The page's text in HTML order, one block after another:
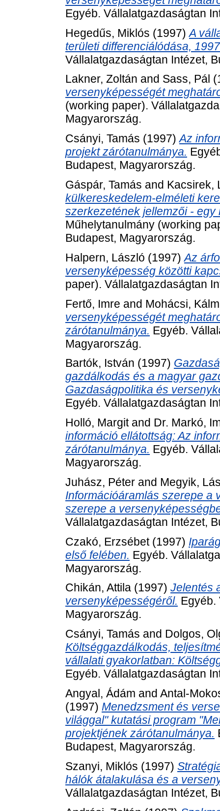
Egyéb. Vállalatgazdaságtan
Hegedűs, Miklós (1997)A
területi differenciálódása,
Vállalatgazdaságtan Intézet,
Lakner, Zoltán and Sass, Pál
versenyképességét
(working paper).
Magyarország.
Csányi, Tamás (1997)Az
projekt zárótanulmánya.
Budapest, Magyarország.
Gáspár, Tamás and Kacsirek,
külkereskedelem-elméleti
szerkezetének jellemzői - egy
Műhelytanulmány (working
Budapest, Magyarország.
Halpern, László (1997)Az
versenyképesség közötti
paper). Vállalatgazdaságtan
Fertő, Imre and Mohácsi,
versenyképességét
zárótanulmánya. Egyéb.
Magyarország.
Bartók, István (1997)
gazdálkodás és a magyar
Gazdaságpolitika és
Egyéb. Vállalatgazdaságtan
Holló, Margitand Dr. Markó,
információ ellátottság: Az
zárótanulmánya. Egyéb.
Magyarország.
Juhász, Péter and Megyik,
Információáramlás szerepe a
szerepe a
Vállalatgazdaságtan Intézet,
Czakó, Erzsébet(1997)
első felében. Egyéb.
Magyarország.
Chikán, Attila (1997) Jelentés
versenyképességéről. Egyéb.
Magyarország.
Csányi, Tamás and Dolgos,
Költséggazdálkodás,
vállalati gyakorlatban:
Egyéb. Vállalatgazdaságtan
Angyal, Ádám and Antal-
(1997) Menedzsment és
világgal" kutatási program
projektjének zárótanulmánya.
Budapest, Magyarország.
Szanyi, Miklós (1997)
hálók átalakulása és a
Vállalatgazdaságtan Intézet,